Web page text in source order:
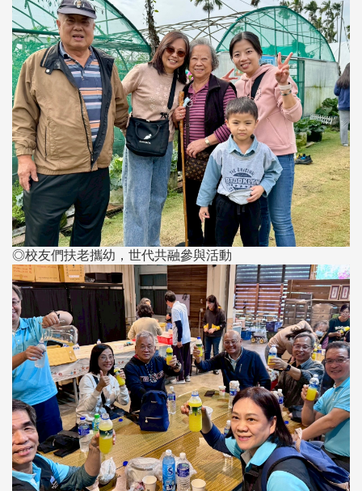
◎校友們扶老攜幼，世代共融參與活動